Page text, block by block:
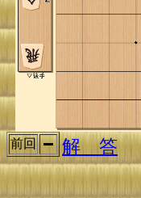
前回 解 答